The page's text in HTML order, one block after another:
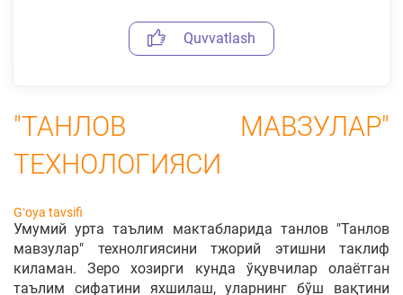
"ТАНЛОВ МАВЗУЛАР"
ТЕХНОЛОГИЯСИ
Gʻoya tavsifi
Умумий урта таълим мактабларида танлов "Танлов
мавзулар" технолгиясини тжорий этишни таклиф
киламан. Зеро хозирги кунда ўқувчилар олаётган
таълим сифатини яхшилаш, уларнинг бўш вақтини
Quvvatlash